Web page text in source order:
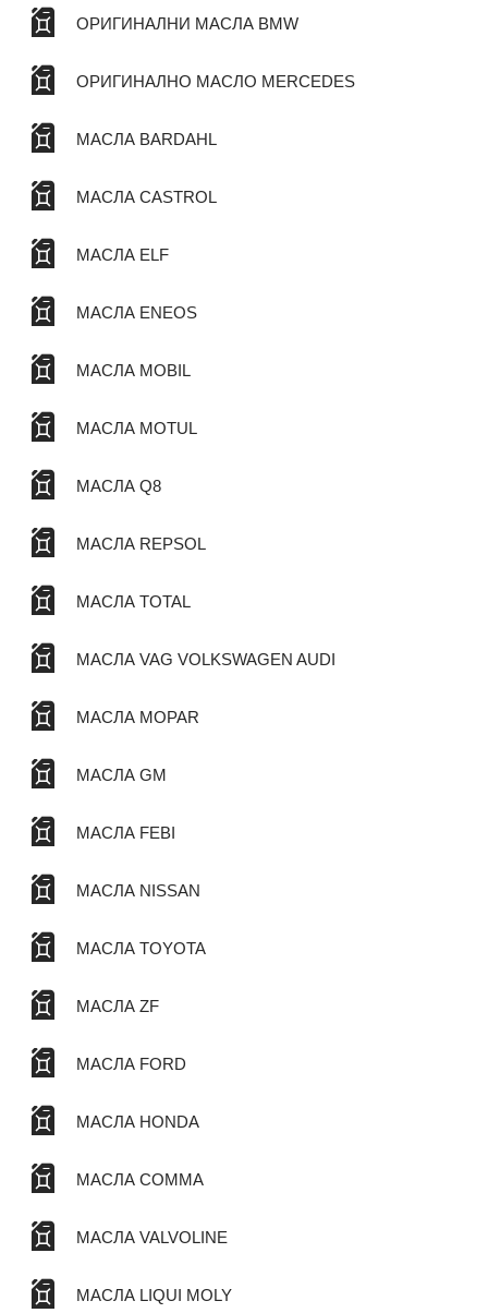
ОРИГИНАЛНИ МАСЛА BMW
ОРИГИНАЛНО МАСЛО MERCEDES
МАСЛА BARDAHL
МАСЛА CASTROL
МАСЛА ELF
МАСЛА ENEOS
МАСЛА MOBIL
МАСЛА MOTUL
МАСЛА Q8
МАСЛА REPSOL
МАСЛА TOTAL
МАСЛА VAG VOLKSWAGEN AUDI
МАСЛА MOPAR
МАСЛА GM
МАСЛА FEBI
МАСЛА NISSAN
МАСЛА TOYOTA
МАСЛА ZF
МАСЛА FORD
МАСЛА HONDA
МАСЛА COMMA
МАСЛА VALVOLINE
МАСЛА LIQUI MOLY